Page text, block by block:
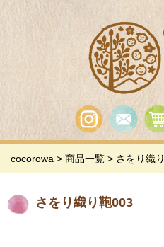
cocorowa > 商品一覧 > さをり織り
さをり織り鞄003